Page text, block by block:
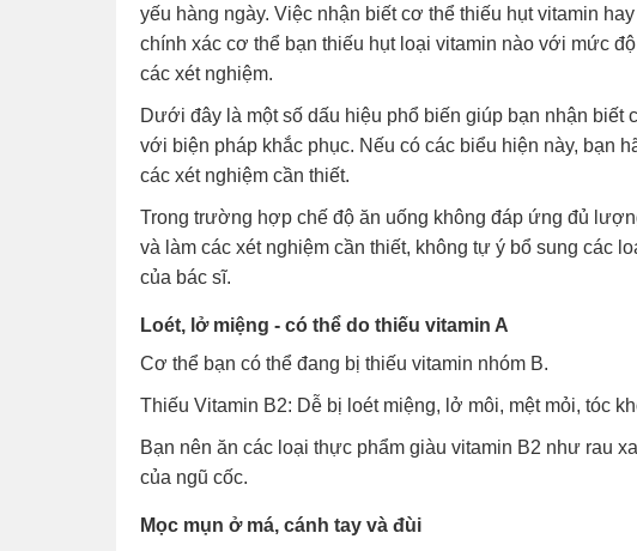
yếu hàng ngày. Việc nhận biết cơ thể thiếu hụt vitamin
chính xác cơ thể bạn thiếu hụt loại vitamin nào với mức
các xét nghiệm.
Dưới đây là một số dấu hiệu phổ biến giúp bạn nhận biết
với biện pháp khắc phục. Nếu có các biểu hiện này, bạn
các xét nghiệm cần thiết.
Trong trường hợp chế độ ăn uống không đáp ứng đủ
và làm các xét nghiệm cần thiết, không tự ý bổ sung các
của bác sĩ.
Loét, lở miệng - có thể do thiếu vitamin A
Cơ thể bạn có thể đang bị thiếu vitamin nhóm B.
Thiếu Vitamin B2: Dễ bị loét miệng, lở môi, mệt mỏi, tóc
Bạn nên ăn các loại thực phẩm giàu vitamin B2 như rau
của ngũ cốc.
Mọc mụn ở má, cánh tay và đùi